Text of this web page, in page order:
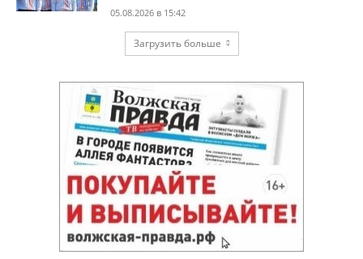
05.08.2026 в 15:42
Загрузить больше